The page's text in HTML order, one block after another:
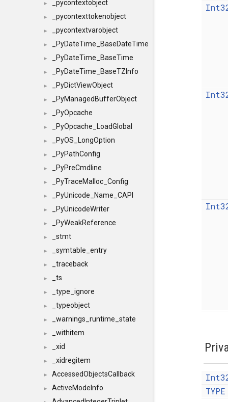
► _pycontextobject
► _pycontexttokenobject
► _pycontextvarobject
► _PyDateTime_BaseDateTime
► _PyDateTime_BaseTime
► _PyDateTime_BaseTZInfo
► _PyDictViewObject
► _PyManagedBufferObject
► _PyOpcache
► _PyOpcache_LoadGlobal
► _PyOS_LongOption
► _PyPathConfig
► _PyPreCmdline
► _PyTraceMalloc_Config
► _PyUnicode_Name_CAPI
► _PyUnicodeWriter
► _PyWeakReference
► _stmt
► _symtable_entry
► _traceback
► _ts
► _type_ignore
► _typeobject
► _warnings_runtime_state
► _withitem
► _xid
► _xidregitem
► AccessedObjectsCallback
► ActiveModeInfo
TYPE